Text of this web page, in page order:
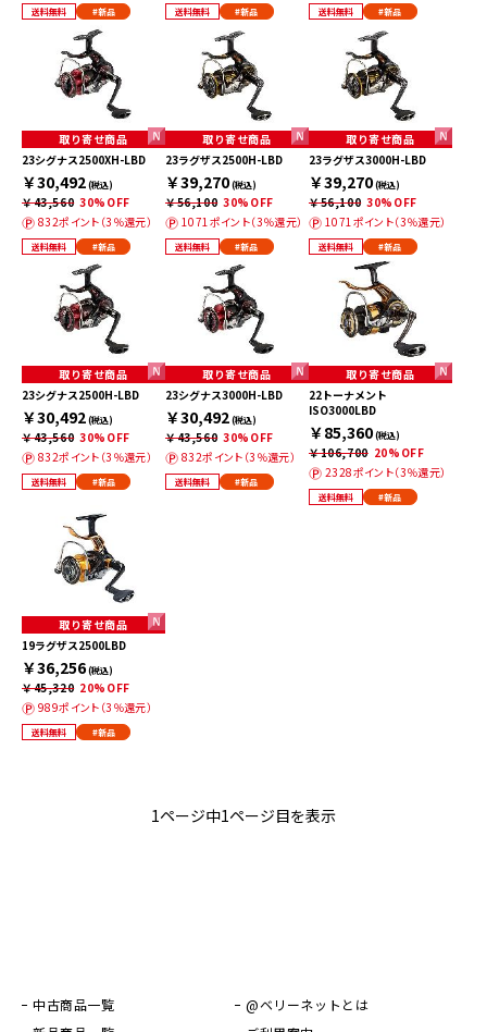
送料無料 #新品 送料無料 #新品 送料無料 #新品
取り寄せ商品
23シグナス2500XH-LBD
￥30,492(税込)
￥43,560 30%OFF
832ポイント（3％還元）
送料無料 #新品
取り寄せ商品
23ラグザス2500H-LBD
￥39,270(税込)
￥56,100 30%OFF
1071ポイント（3％還元）
送料無料 #新品
取り寄せ商品
23ラグザス3000H-LBD
￥39,270(税込)
￥56,100 30%OFF
1071ポイント（3％還元）
送料無料 #新品
取り寄せ商品
23シグナス2500H-LBD
￥30,492(税込)
￥43,560 30%OFF
832ポイント（3％還元）
送料無料 #新品
取り寄せ商品
23シグナス3000H-LBD
￥30,492(税込)
￥43,560 30%OFF
832ポイント（3％還元）
送料無料 #新品
取り寄せ商品
22トーナメント
ISO3000LBD
￥85,360(税込)
￥106,700 20%OFF
2328ポイント（3％還元）
送料無料 #新品
取り寄せ商品
19ラグザス2500LBD
￥36,256(税込)
￥45,320 20%OFF
989ポイント（3％還元）
送料無料 #新品
1ページ中1ページ目を表示
中古商品一覧
@ベリーネットとは